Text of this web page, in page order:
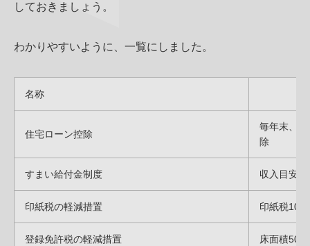
しておきましょう。
わかりやすいように、一覧にしました。
名称
住宅ローン控除
毎年末、
除
すまい給付金制度 収入目安
印紙税の軽減措置 印紙税10
登録免許税の軽減措置 床面積50